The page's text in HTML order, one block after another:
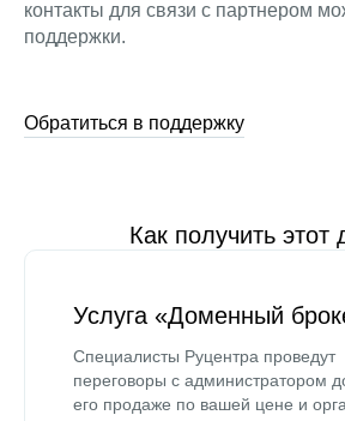
контакты для связи с партнером
поддержки.
Обратиться в поддержку
Как получить этот
Услуга «Доменный
Специалисты Руцентра проведут
переговоры с администратором
его продаже по вашей цене и